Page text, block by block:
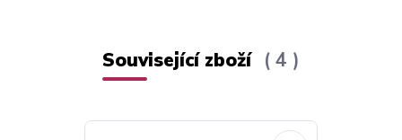
Související zboží 4